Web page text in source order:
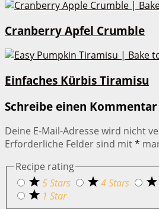
Cranberry Apfel Crumble
Einfaches Kürbis Tiramisu
Schreibe einen Kommentar
Deine E-Mail-Adresse wird nicht
Erforderliche Felder sind mit*
Recipe rating
5 Stars
4 Stars
1 Star